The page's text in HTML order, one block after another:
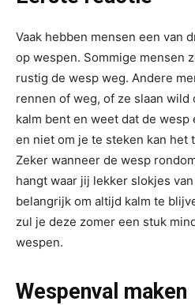
Vaak hebben mensen een van
op wespen. Sommige mensen
rustig de wesp weg. Andere
rennen of weg, of ze slaan wild
kalm bent en weet dat de
en niet om je te steken kan het
Zeker wanneer de wesp
hangt waar jij lekker slokjes
belangrijk om altijd kalm te
zul je deze zomer een stuk
wespen.
Wespenval maken